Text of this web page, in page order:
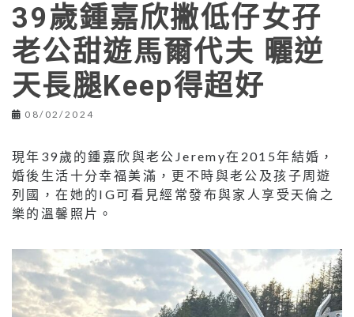
39歲鍾嘉欣撇低仔女孖
老公甜遊馬爾代夫 曬逆
天長腿Keep得超好
08/02/2024
現年39歲的鍾嘉欣與老公Jeremy在2015年結婚，
婚後生活十分幸福美滿，更不時與老公及孩子周遊
列國，在她的IG可看見經常發布與家人享受天倫之
樂的溫馨照片。